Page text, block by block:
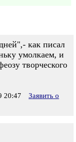
как писал
умолкаем, и
творческого
20:47
Заявить о